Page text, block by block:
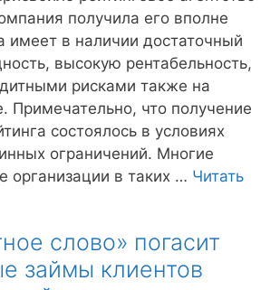
которая
в
этого
года
40%
объема
получила его вполне
имеет в наличии достаточный
высокую рентабельность,
рисками также на
Примечательно, что получение
состоялось в условиях
ограничений. Многие
организации в таких … Читать
слово» погасит
займы клиентов